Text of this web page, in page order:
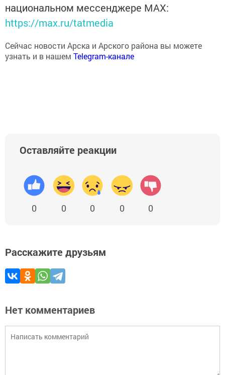
национальном мессенджере MАХ:
https://max.ru/tatmedia
Сейчас новости Арска и Арского района вы можете
узнать и в нашем Telegram-канале
Оставляйте реакции
0 0 0 0 0
Расскажите друзьям
Нет комментариев